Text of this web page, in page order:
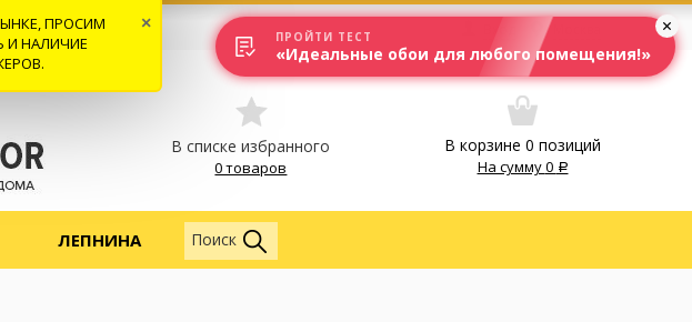
ОТЗЫВЫ
В списке избранного
0 товаров
В корзине 0 позиций
На сумму0
ЛЕПНИНА Обои
Поиск
ПРОСИМ
И НАЛИЧИЕ
×
ПРОЙТИ ТЕСТ
«Идеальные обои для любого помещения!»